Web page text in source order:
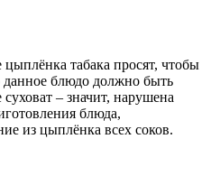
табака просят, чтобы
блюдо должно быть
– значит, нарушена
блюда,
из цыплёнка всех соков.